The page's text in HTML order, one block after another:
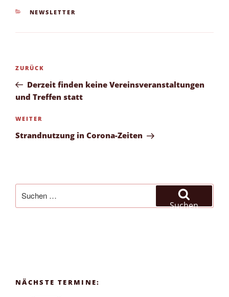
KATEGORIEN
NEWSLETTER
Beitragsnavigation
Vorheriger
Beitrag
ZURÜCK
Derzeit finden keine Vereinsveranstaltungen
und Treffen statt
Nächster
Beitrag
WEITER
Strandnutzung in Corona-Zeiten
nach:
Suchen
NÄCHSTE TERMINE: